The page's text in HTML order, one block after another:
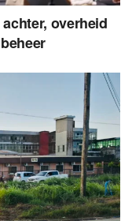
overheid